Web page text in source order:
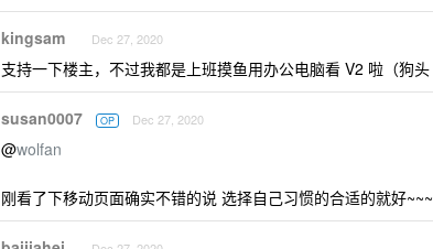
kingsam Dec 27, 2020
支持一下楼主，不过我都是上班摸鱼用办公电脑看 V2 啦（狗头
susan0007 OP Dec 27, 2020
@wolfan
刚看了下移动页面确实不错的说 选择自己习惯的合适的就好~~~